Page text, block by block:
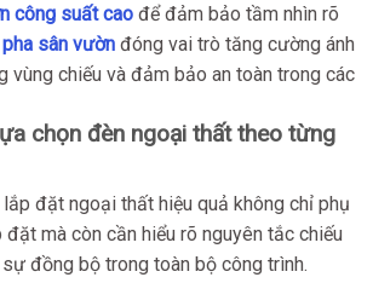
công suất cao để đảm bảo tầm nhìn rõ
sân vườn đóng vai trò tăng cường ánh
vùng chiếu và đảm bảo an toàn trong các
chọn đèn ngoại thất theo từng
đặt ngoại thất hiệu quả không chỉ phụ
mà còn cần hiểu rõ nguyên tắc chiếu
đồng bộ trong toàn bộ công trình.